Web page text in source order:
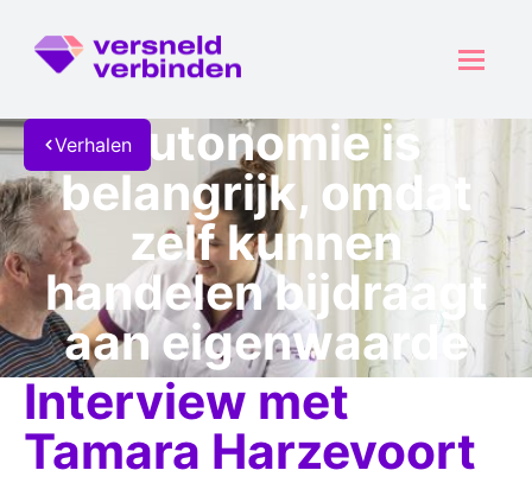
VerhalenAutonomie is
belangrijk, omdat
zelf kunnen
handelen bijdraagt
aan eigenwaarde
Interview met
Tamara Harzevoort